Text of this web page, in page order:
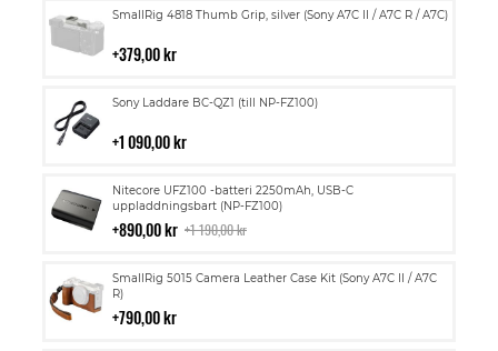
SmallRig 4818 Thumb Grip, silver (Sony A7C II / A7C R / A7C)
379,00 kr
Lägg
i
Sony Laddare BC-QZ1 (till NP-FZ100)
1 090,00 kr
Lägg
i
Nitecore UFZ100 -batteri 2250mAh, USB-C
uppladdningsbart (NP-FZ100)
890,00 kr 1 190,00 kr
Lägg
till
i
SmallRig 5015 Camera Leather Case Kit (Sony A7C II / A7C
R)
790,00 kr
Lägg
till
i